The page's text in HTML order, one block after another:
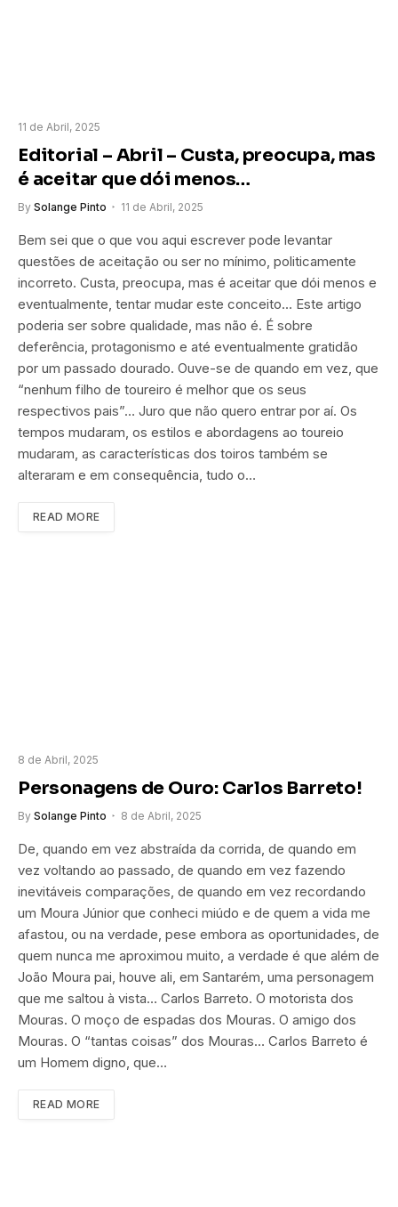
11 de Abril, 2025
Editorial – Abril – Custa, preocupa, mas
é aceitar que dói menos…
By Solange Pinto 11 de Abril, 2025
Bem sei que o que vou aqui escrever pode levantar
questões de aceitação ou ser no mínimo, politicamente
incorreto. Custa, preocupa, mas é aceitar que dói menos e
eventualmente, tentar mudar este conceito… Este artigo
poderia ser sobre qualidade, mas não é. É sobre
deferência, protagonismo e até eventualmente gratidão
por um passado dourado. Ouve-se de quando em vez, que
“nenhum filho de toureiro é melhor que os seus
respectivos pais”… Juro que não quero entrar por aí. Os
tempos mudaram, os estilos e abordagens ao toureio
mudaram, as características dos toiros também se
alteraram e em consequência, tudo o…
READ MORE
8 de Abril, 2025
Personagens de Ouro: Carlos Barreto!
By Solange Pinto 8 de Abril, 2025
De, quando em vez abstraída da corrida, de quando em
vez voltando ao passado, de quando em vez fazendo
inevitáveis comparações, de quando em vez recordando
um Moura Júnior que conheci miúdo e de quem a vida me
afastou, ou na verdade, pese embora as oportunidades, de
quem nunca me aproximou muito, a verdade é que além de
João Moura pai, houve ali, em Santarém, uma personagem
que me saltou à vista… Carlos Barreto. O motorista dos
Mouras. O moço de espadas dos Mouras. O amigo dos
Mouras. O “tantas coisas” dos Mouras… Carlos Barreto é
um Homem digno, que…
READ MORE